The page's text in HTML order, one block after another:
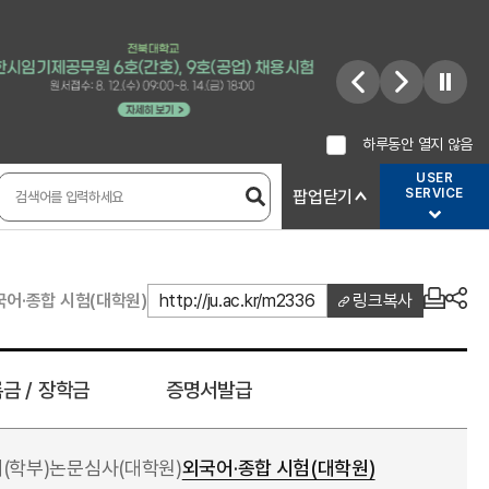
하루동안 열지 않음
팝업닫기
USER
SERVICE
어·종합 시험(대학원) http://ju.ac.kr/m2336 링크복사
/ 장학금 증명서발급
학부)논문심사(대학원)외국어·종합 시험(대학원)